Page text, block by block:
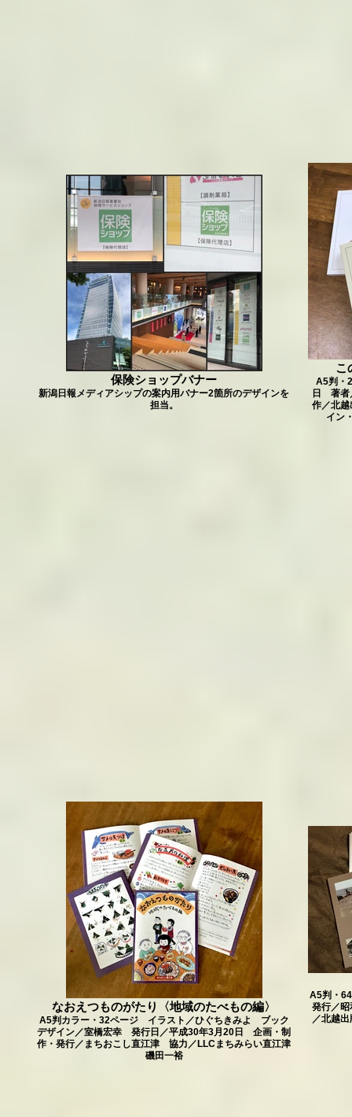
保険ショップバナー
新潟日報メディアシップの案内用バナー2箇所のデザインを
担当。
こ
A5判・
日 著者
作／北
イン
なおえつものがたり〈地域のたべもの編〉
A5判カラー・32ページ イラスト／ひぐちきみよ ブック
デザイン／室橋宏幸 発行日／平成30年3月20日 企画・制
作・発行／まちおこし直江津 協力／LLCまちみらい直江津
磯田一裕
A5判・
発行／
／北越